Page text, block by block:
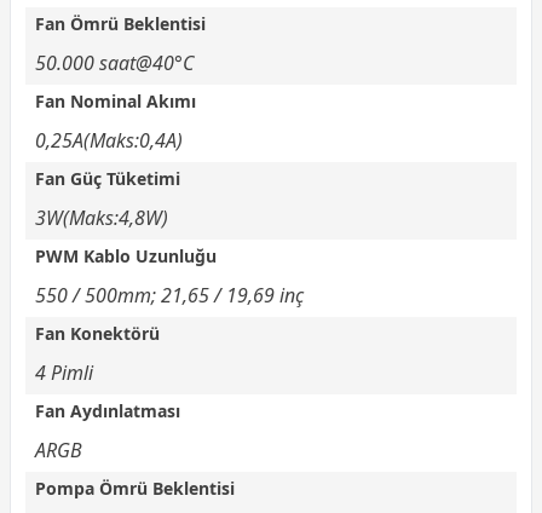
Fan Ömrü Beklentisi
50.000 saat@40°C
Fan Nominal Akımı
0,25A(Maks:0,4A)
Fan Güç Tüketimi
3W(Maks:4,8W)
PWM Kablo Uzunluğu
550 / 500mm; 21,65 / 19,69 inç
Fan Konektörü
4 Pimli
Fan Aydınlatması
ARGB
Pompa Ömrü Beklentisi